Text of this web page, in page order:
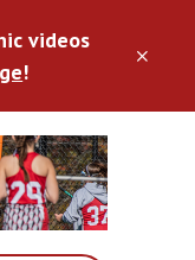
videos
!